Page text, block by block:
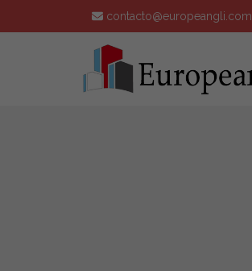
contacto@europeangli.com